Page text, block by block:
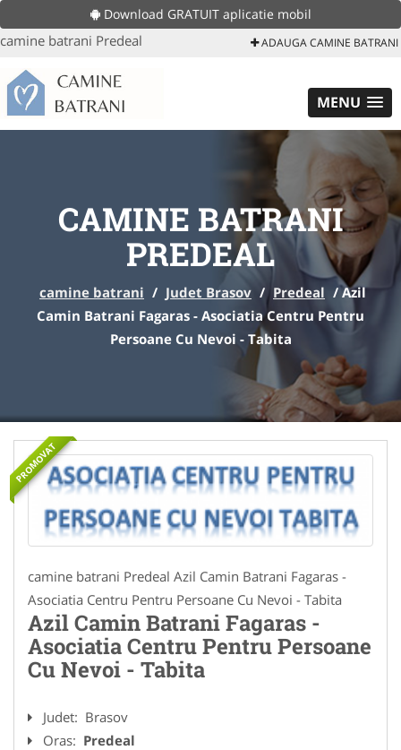
Download GRATUIT aplicatie mobil
camine batrani Predeal ADAUGA CAMINE BATRANI
MENU
CAMINE BATRANI
PREDEAL
camine batrani / Judet Brasov / Predeal /Azil
Camin Batrani Fagaras - Asociatia Centru Pentru
Persoane Cu Nevoi - Tabita
PROMOVAT
camine batrani Predeal Azil Camin Batrani Fagaras -
Asociatia Centru Pentru Persoane Cu Nevoi - Tabita
Azil Camin Batrani Fagaras -
Asociatia Centru Pentru Persoane
Cu Nevoi - Tabita
Judet: Brasov
Oras: Predeal